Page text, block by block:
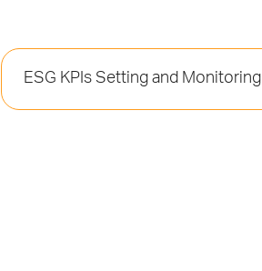
ESG KPIs Setting and Monitoring